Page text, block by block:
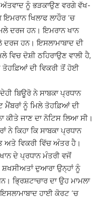
ਨੂੰ ਭੜਕਾਉਣ ਵਰਗੇ ਵੱਖ-
ਖਿਲਾਫ ਲਾਹੌਰ ‘ਚ
ਦਰਜ ਹਨ। ਇਮਰਾਨ ਖਾਨ
ਦਰਜ ਹਨ। ਇਸਲਾਮਾਬਾਦ ਦੀ
ਦੋਸ਼ੀ ਠਹਿਰਾਉਣ ਵਾਲੀ ਹੈ,
ਤੋਹਫ਼ਿਆਂ ਦੀ ਵਿਕਰੀ ਤੋਂ ਹੋਈ
ਬਿਊਰੋ ਨੇ ਸਾਬਕਾ ਪ੍ਰਧਾਨ
ਮੈਂਬਰਾਂ ਨੂੰ ਮਿਲੇ ਤੋਹਫ਼ਿਆਂ ਦੀ
ਕੀਤੇ ਜਾਣ ਦਾ ਨੋਟਿਸ ਲਿਆ ਸੀ।
ਨੇ ਕਿਹਾ ਕਿ ਸਾਬਕਾ ਪ੍ਰਧਾਨ
ਵਿਕਰੀ ਵਿੱਚ ਅੰਤਰ ਹੈ।
ਦੇ ਪ੍ਰਧਾਨ ਮੰਤਰੀ ਵਜੋਂ
ਸ਼ਖਸੀਅਤਾਂ ਦੁਆਰਾ ਉਨ੍ਹਾਂ ਨੂੰ
ਭ੍ਰਿਸ਼ਟਾਚਾਰ ਦਾ ਉਹ ਮਾਮਲਾ
ਹਾਈ ਕੋਰਟ ‘ਚ